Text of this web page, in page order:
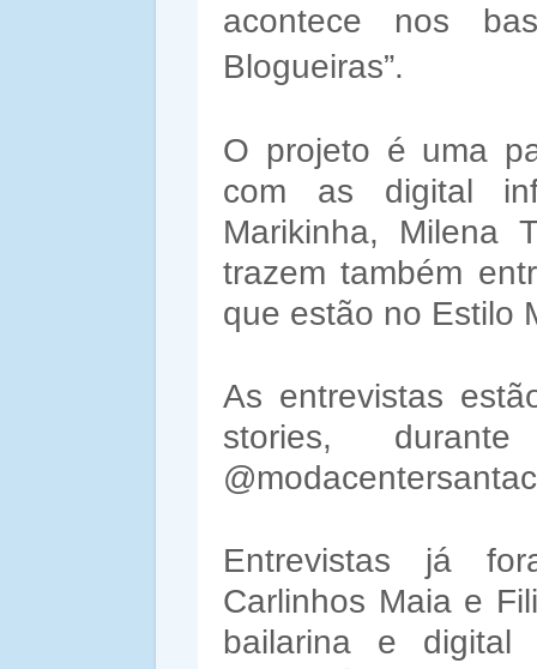
acontece nos
Blogueiras”.
O projeto é uma
com as digital
Marikinha, Milena
trazem também
que estão no Estilo
As entrevistas
stories,
Entrevistas já
Carlinhos Maia e
bailarina e digital